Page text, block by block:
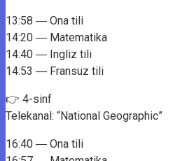
13:58 ― Ona tili
14:20 ― Matematika
14:40 ― Ingliz tili
14:53 ― Fransuz tili
👉 4-sinf
Telekanal: “National Geographic”
16:40 ― Ona tili